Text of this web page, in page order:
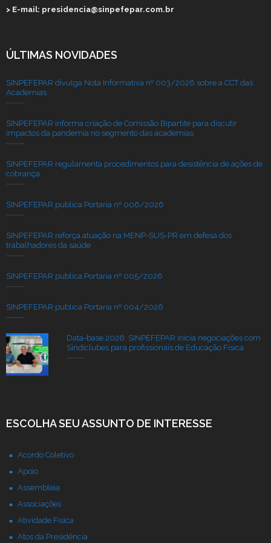
> E-mail: presidencia@sinpefepar.com.br
ÚLTIMAS NOVIDADES
SINPEFEPAR divulga Nota Informativa nº 003/2026 sobre a CCT das
Academias
SINPEFEPAR informa criação de Comissão Bipartite para discutir
impactos da pandemia no segmento das academias
SINPEFEPAR regulamenta procedimentos para desistência de ações de
cobrança
SINPEFEPAR publica Portaria nº 006/2026
SINPEFEPAR reforça atuação na MENP-SUS-PR em defesa dos
trabalhadores da saúde
SINPEFEPAR publica Portaria nº 005/2026
SINPEFEPAR publica Portaria nº 004/2026
Data-base 2026: SINPEFEPAR inicia negociações com
Sindiclubes para profissionais de Educação Física
ESCOLHA SEU ASSUNTO DE INTERESSE
Acordo Coletivo
Apoio
Assembleia
Associações
Atividade Física
Atos da Presidência